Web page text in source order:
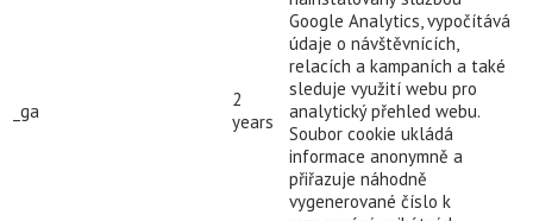
_ga
2
years
Google Analytics, vypočítává
údaje o návštěvnících,
relacích a kampaních a také
sleduje využití webu pro
analytický přehled webu.
Soubor cookie ukládá
informace anonymně a
přiřazuje náhodně
vygenerované číslo k